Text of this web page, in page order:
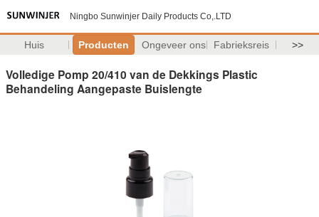
Ningbo Sunwinjer Daily Products Co,.LTD
Huis Producten Ongeveer ons Fabrieksreis >>
Volledige Pomp 20/410 van de Dekkings Plastic
Behandeling Aangepaste Buislengte